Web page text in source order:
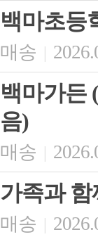
백마초등
매송 |
백마가든
음)
매송 |
가족과 함
매송 |